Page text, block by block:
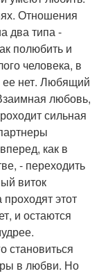
Отношения
два типа -
полюбить и
человека, в
ее нет. Любящий
любовь,
сильная
как в
- переходить
виток
этот
и остаются
становиться
в любви. Но